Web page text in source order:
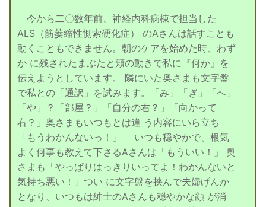
今から二〇数年前、神経内科病棟で担当した
ALS（筋萎縮性惻索硬化症） のAさんは話すことも
動くこともできません。朝のケアを始めた時、わず
か に残されたまぶたと頬の動きで私に『何か』を
伝えようとしています。 隣にいた奥さまも文字盤
で私との「通訳」を試みます。「み」「ぎ」「へ」
「や」？「部屋？」「自分の右？」「向かって
右？」奥さまもいつもとは違 う内容にいら立ち
「もうわかんないっ！」 いつも穏やかで、根気
よく何事も教えて下さるAさんは「もういい！」 奥
さまも「やっぱりはっきりいってよ！わかんないと
気持ち悪い！」つい に文字盤を挟んで夫婦げんか
となり、いつもは紳士のAさんも穏やかな顔 が消